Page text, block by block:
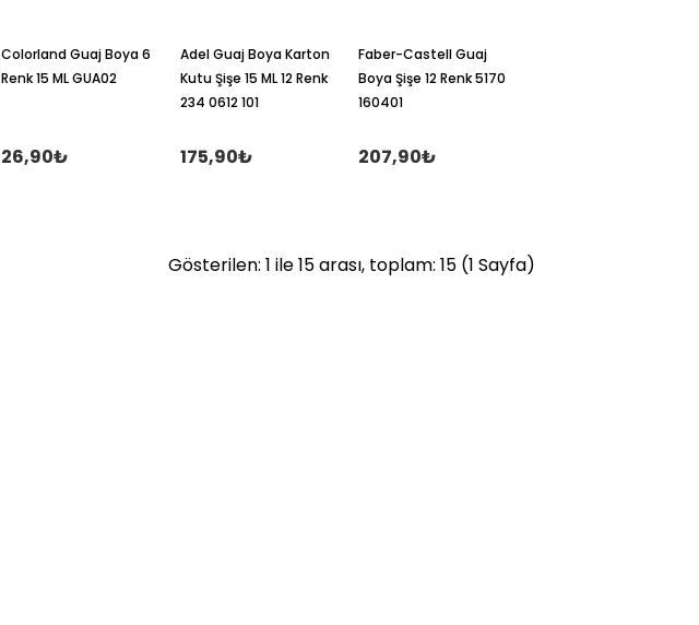
Colorland Guaj Boya 6
Renk 15 ML GUA02
26,90₺
Adel Guaj Boya Karton
Kutu Şişe 15 ML 12 Renk
234 0612 101
175,90₺
Faber-Castell Guaj
Boya Şişe 12 Renk 5170
160401
207,90₺
Gösterilen: 1 ile 15 arası, toplam: 15 (1 Sayfa)